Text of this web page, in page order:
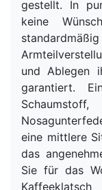
gestellt. In
keine
und Ablegen
garantiert.
eine mittlere
das
Sie für das